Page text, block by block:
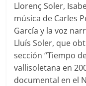
Llorenç Soler,
música de Carles
García y la voz
Lluís Soler, que
sección “Tiempo
vallisoletana en
documental en el